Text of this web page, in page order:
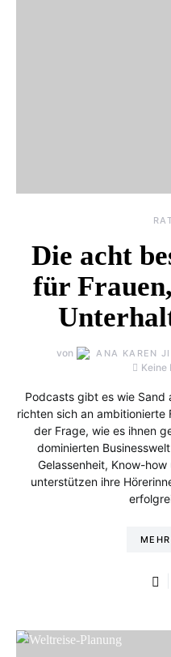
Die acht
für
von ANA KAREN
Keine
Podcasts gibt es wie Sand
richten sich an
der Frage, wie es ihnen
dominierten
Gelassenheit, Know-
unterstützen ihre